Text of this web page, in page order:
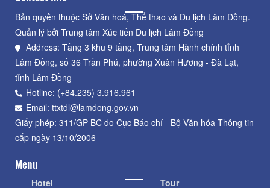
Contact Info
Bản quyền thuộc Sở Văn hoá, Thể thao và Du lịch Lâm Đồng.
Quản lý bởi Trung tâm Xúc tiến Du lịch Lâm Đồng
Address: Tầng 3 khu 9 tầng, Trung tâm Hành chính tỉnh
Lâm Đồng, số 36 Trần Phú, phường Xuân Hương - Đà Lạt,
tỉnh Lâm Đồng
Hotline: (+84.235) 3.916.961
Email: ttxtdl@lamdong.gov.vn
cấp ngày 13/10/2006